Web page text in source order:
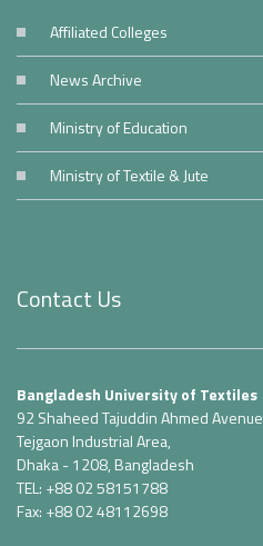
Affiliated Colleges
News Archive
Ministry of Education
Ministry of Textile & Jute
Contact Us
Bangladesh University of Textiles
92 Shaheed Tajuddin Ahmed Avenue
Tejgaon Industrial Area,
Dhaka - 1208, Bangladesh
TEL: +88 02 58151788
Fax: +88 02 48112698